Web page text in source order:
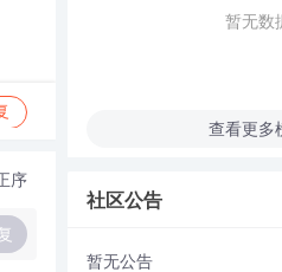
序
暂无数
查看更多
社区公告
暂无公告